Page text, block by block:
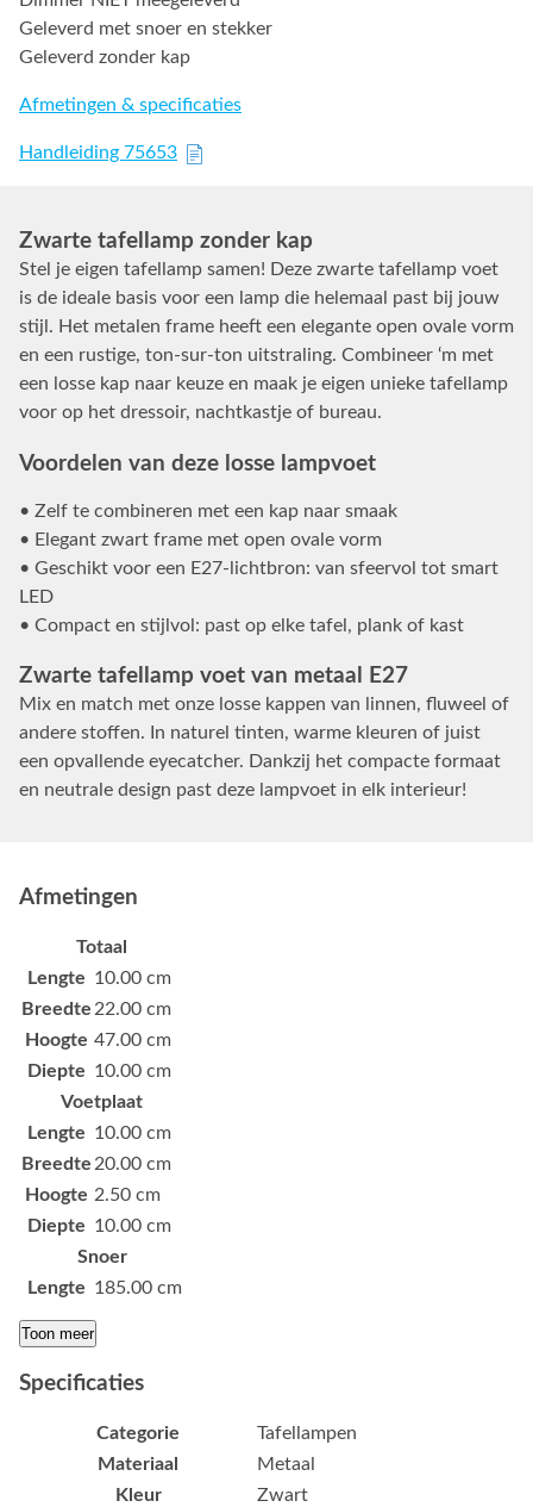
Geleverd met snoer en stekker
Geleverd zonder kap
Afmetingen & specificaties
Handleiding 75653
Zwarte tafellamp zonder kap
Stel je eigen tafellamp samen! Deze zwarte tafellamp voet
is de ideale basis voor een lamp die helemaal past bij jouw
stijl. Het metalen frame heeft een elegante open ovale vorm
en een rustige, ton-sur-ton uitstraling. Combineer ‘m met
een losse kap naar keuze en maak je eigen unieke tafellamp
voor op het dressoir, nachtkastje of bureau.
Voordelen van deze losse lampvoet
• Zelf te combineren met een kap naar smaak
• Elegant zwart frame met open ovale vorm
• Geschikt voor een E27-lichtbron: van sfeervol tot smart
LED
• Compact en stijlvol: past op elke tafel, plank of kast
Zwarte tafellamp voet van metaal E27
Mix en match met onze losse kappen van linnen, fluweel of
andere stoffen. In naturel tinten, warme kleuren of juist
een opvallende eyecatcher. Dankzij het compacte formaat
en neutrale design past deze lampvoet in elk interieur!
Afmetingen
Totaal
Lengte 10.00 cm
Breedte 22.00 cm
Hoogte 47.00 cm
Diepte 10.00 cm
Voetplaat
Lengte 10.00 cm
Breedte 20.00 cm
Hoogte 2.50 cm
Diepte 10.00 cm
Snoer
Lengte 185.00 cm
Toon meer
Specificaties
Categorie
Tafellampen
Materiaal
Metaal
Kleur
Zwart